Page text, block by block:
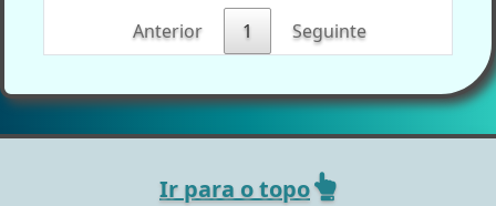
Anterior 1 Seguinte
Ir para o topo